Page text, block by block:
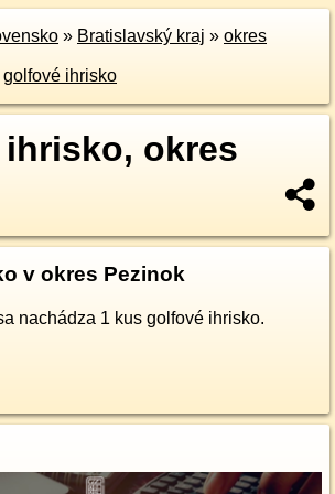
» Bratislavský kraj » okres
golfové ihrisko
okres
v okres Pezinok
nachádza 1 kus golfové ihrisko.